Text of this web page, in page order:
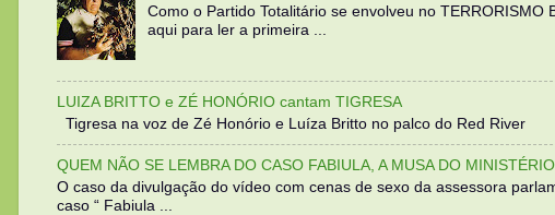
Como o Partido Totalitário se envolveu no
aqui para ler a primeira ...
LUIZA BRITTO e ZÉ HONÓRIO cantam TIGRESA
Tigresa na voz de Zé Honório e Luíza Britto no palco do Red River
QUEM NÃO SE LEMBRA DO CASO FABIULA, A MUSA DO
O caso da divulgação do vídeo com cenas de sexo da assessora
caso “ Fabiula ...